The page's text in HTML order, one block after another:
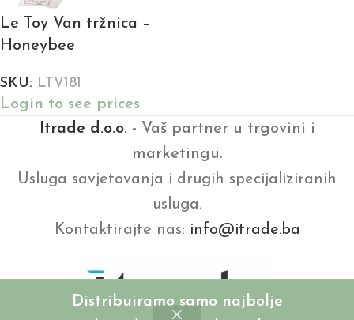
Distribuiramo samo najbolje
Le Toy Van tržnica –
Honeybee
SKU: LTV181
Login to see prices
Itrade d.o.o.- Vaš partner u trgovini i
marketingu.
Usluga savjetovanja i drugih specijaliziranih
usluga.
Kontaktirajte nas: info@itrade.ba